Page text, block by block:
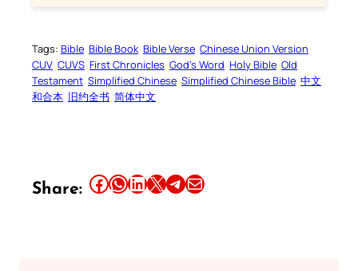
Tags: Bible Bible Book Bible Verse Chinese Union Version
CUV CUVS First Chronicles God’s Word Holy Bible Old
Testament Simplified Chinese Simplified Chinese Bible 中文
和合本 旧约全书 简体中文
Share: Share this article on Facebook Share this article on WhatsApp Share this article on LinkedIn Share this article on X Share this article on TelegramEmail this Article